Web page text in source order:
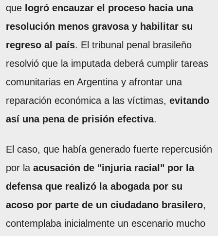
que logró encauzar el proceso hacia una
resolución menos gravosa y habilitar su
regreso al país. El tribunal penal brasileño
resolvió que la imputada deberá cumplir tareas
comunitarias en Argentina y afrontar una
reparación económica a las víctimas, evitando
así una pena de prisión efectiva.
El caso, que había generado fuerte repercusión
por la acusación de "injuria racial" por la
defensa que realizó la abogada por su
acoso por parte de un ciudadano brasilero,
contemplaba inicialmente un escenario mucho